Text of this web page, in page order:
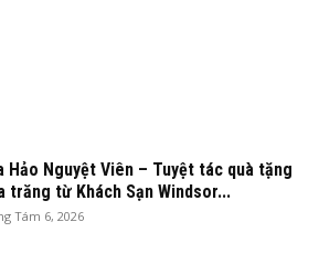
Hảo Nguyệt Viên – Tuyệt tác quà tặng
trăng từ Khách Sạn Windsor...
Tám 6, 2026